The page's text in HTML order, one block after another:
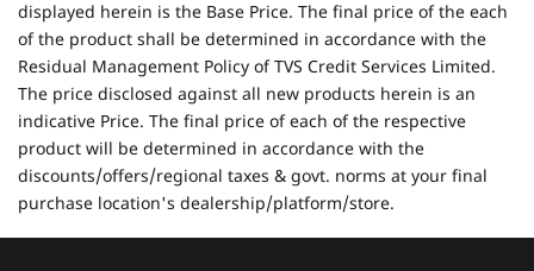
displayed herein is the Base Price. The final price of the each
of the product shall be determined in accordance with the
Residual Management Policy of TVS Credit Services Limited.
The price disclosed against all new products herein is an
indicative Price. The final price of each of the respective
product will be determined in accordance with the
discounts/offers/regional taxes & govt. norms at your final
purchase location's dealership/platform/store.